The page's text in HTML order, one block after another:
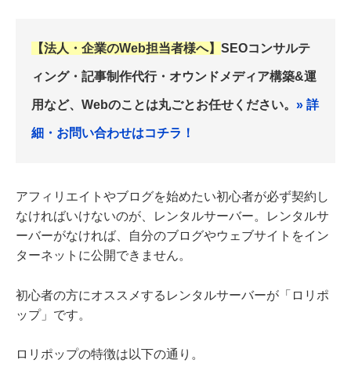
【法人・企業のWeb担当者様へ】 SEOコンサルテ
ィング・記事制作代行・オウンドメディア構築&運
用など、Webのことは丸ごとお任せください。 » 詳
細・お問い合わせはコチラ！
アフィリエイトやブログを始めたい初心者が必ず契約し
なければいけないのが、レンタルサーバー。レンタルサ
ーバーがなければ、自分のブログやウェブサイトをイン
ターネットに公開できません。
初心者の方にオススメするレンタルサーバーが「ロリポ
ップ」です。
ロリポップの特徴は以下の通り。